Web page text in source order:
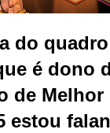
do
é dono
de Melhor
estou